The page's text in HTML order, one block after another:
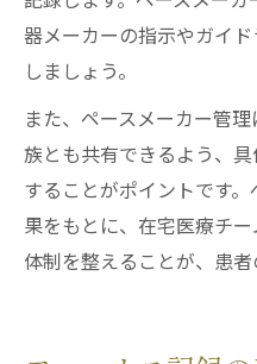
器メーカーの指示やガイ
しましょう。
また、ペースメーカー管
族とも共有できるよう、
することがポイントです
果をもとに、在宅医療チ
体制を整えることが、患者